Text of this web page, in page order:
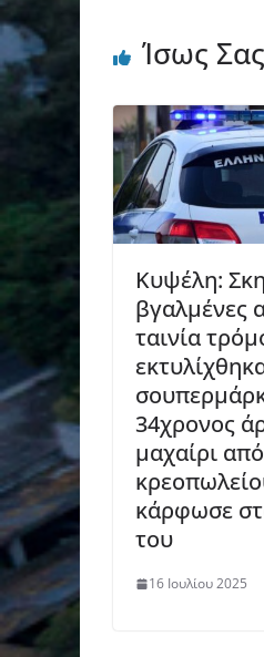
Ίσως
Κυψέλη:
βγαλμένες
ταινία
34χρονος
μαχαίρι
κάρφωσε
του
16 Ιουλίου 2025